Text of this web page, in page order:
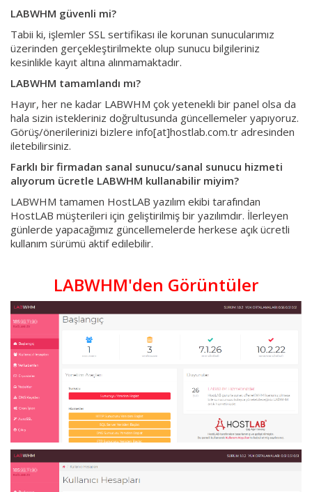
LABWHM güvenli mi?
Tabii ki, işlemler SSL sertifikası ile korunan sunucularımız
üzerinden gerçekleştirilmekte olup sunucu bilgileriniz
kesinlikle kayıt altına alınmamaktadır.
LABWHM tamamlandı mı?
Hayır, her ne kadar LABWHM çok yetenekli bir panel olsa da
hala sizin istekleriniz doğrultusunda güncellemeler yapıyoruz.
Görüş/önerilerinizi bizlere info[at]hostlab.com.tr adresinden
iletebilirsiniz.
Farklı bir firmadan sanal sunucu/sanal sunucu hizmeti
alıyorum ücretle LABWHM kullanabilir miyim?
LABWHM tamamen HostLAB yazılım ekibi tarafından
HostLAB müşterileri için geliştirilmiş bir yazılımdır. İlerleyen
günlerde yapacağımız güncellemelerde herkese açık ücretli
kullanım sürümü aktif edilebilir.
LABWHM'den Görüntüler